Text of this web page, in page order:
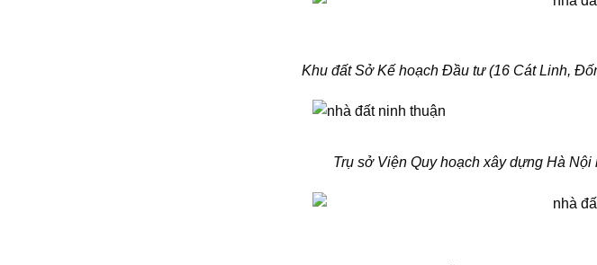
Khu đất Sở Kế hoạch Đầu tư (16 Cát Linh,
Trụ sở Viện Quy hoạch xây dựng Hà